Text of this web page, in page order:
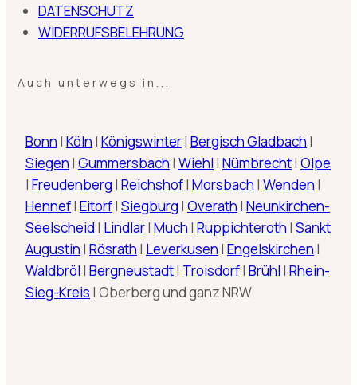
DATENSCHUTZ
WIDERRUFSBELEHRUNG
Auch unterwegs in...
Bonn | Köln | Königswinter| Bergisch Gladbach |
Siegen | Gummersbach | Wiehl | Nümbrecht| Olpe
| Freudenberg | Reichshof| Morsbach | Wenden |
Hennef| Eitorf| Siegburg | Overath | Neunkirchen-
Seelscheid | Lindlar| Much | Ruppichteroth | Sankt
Augustin | Rösrath | Leverkusen | Engelskirchen |
Waldbröl | Bergneustadt| Troisdorf| Brühl | Rhein-
Sieg-Kreis | Oberberg und ganz NRW